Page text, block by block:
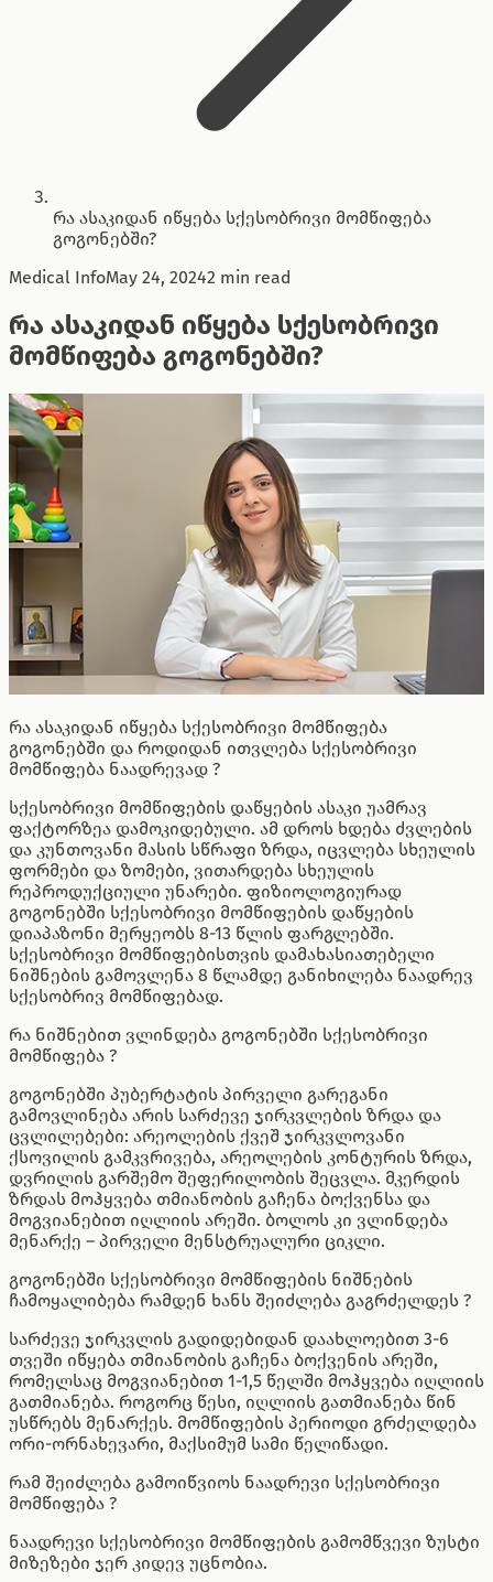
რა ასაკიდან იწყება სქესობრივი მომწიფება
გოგონებში?
Medical InfoMay 24, 20242 min read
რა ასაკიდან იწყება სქესობრივი
მომწიფება გოგონებში?
რა ასაკიდან იწყება სქესობრივი მომწიფება
გოგონებში და როდიდან ითვლება სქესობრივი
მომწიფება ნაადრევად ?
სქესობრივი მომწიფების დაწყების ასაკი უამრავ
ფაქტორზეა დამოკიდებული. ამ დროს ხდება ძვლების
და კუნთოვანი მასის სწრაფი ზრდა, იცვლება სხეულის
ფორმები და ზომები, ვითარდება სხეულის
რეპროდუქციული უნარები. ფიზიოლოგიურად
გოგონებში სქესობრივი მომწიფების დაწყების
დიაპაზონი მერყეობს 8-13 წლის ფარგლებში.
სქესობრივი მომწიფებისთვის დამახასიათებელი
ნიშნების გამოვლენა 8 წლამდე განიხილება ნაადრევ
სქესობრივ მომწიფებად.
რა ნიშნებით ვლინდება გოგონებში სქესობრივი
მომწიფება ?
გოგონებში პუბერტატის პირველი გარეგანი
გამოვლინება არის სარძევე ჯირკვლების ზრდა და
ცვლილებები: არეოლების ქვეშ ჯირკვლოვანი
ქსოვილის გამკვრივება, არეოლების კონტურის ზრდა,
დვრილის გარშემო შეფერილობის შეცვლა. მკერდის
ზრდას მოჰყვება თმიანობის გაჩენა ბოქვენსა და
მოგვიანებით იღლიის არეში. ბოლოს კი ვლინდება
მენარქე – პირველი მენსტრუალური ციკლი.
გოგონებში სქესობრივი მომწიფების ნიშნების
ჩამოყალიბება რამდენ ხანს შეიძლება გაგრძელდეს ?
სარძევე ჯირკვლის გადიდებიდან დაახლოებით 3-6
თვეში იწყება თმიანობის გაჩენა ბოქვენის არეში,
რომელსაც მოგვიანებით 1-1,5 წელში მოჰყვება იღლიის
გათმიანება. როგორც წესი, იღლიის გათმიანება წინ
უსწრებს მენარქეს. მომწიფების პერიოდი გრძელდება
ორი-ორნახევარი, მაქსიმუმ სამი წელიწადი.
რამ შეიძლება გამოიწვიოს ნაადრევი სქესობრივი
მომწიფება ?
ნაადრევი სქესობრივი მომწიფების გამომწვევი ზუსტი
მიზეზები ჯერ კიდევ უცნობია.